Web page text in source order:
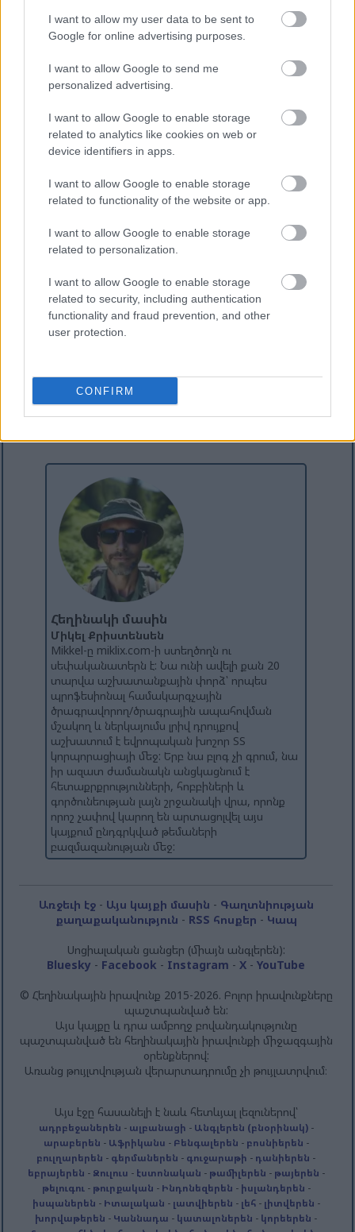
I want to allow my user data to be sent to
Google for online advertising purposes.
I want to allow Google to send me
personalized advertising.
I want to allow Google to enable storage
related to analytics like cookies on web or
device identifiers in apps.
I want to allow Google to enable storage
related to functionality of the website or app.
I want to allow Google to enable storage
related to personalization.
I want to allow Google to enable storage
related to security, including authentication
functionality and fraud prevention, and other
user protection.
CONFIRM
բայց արագորեն այն կետին հասնելու համար,
որտեղ ֆինանսական չափումները կարող են
ակտիվացվել մշակման մեքենայի վրա, այն լավ է
աշխատում :-)
Լրացուցիչ ընթերցանություն
Եթե ​​ձեզ դուր եկավ այս գրառումը, ձեզ կարող են
Dynamics 365-ում ֆինանսական չափման
Visual Studio-ն կախվում է գործարկման
ժամանակ՝ վերջին նախագծերը բեռնելիս
Dynamics 365-ում ավելացրեք ցուցադրման
կամ խմբագրման մեթոդ Extension-ի
միջոցով
Հեղինակի մասին
Միկել Քրիստենսեն
Mikkel-ը miklix.com-ի ստեղծողն ու
սեփականատերն է: Նա ունի ավելի քան 20
տարվա աշխատանքային փորձ՝ որպես
պրոֆեսիոնալ համակարգչային
ծրագրավորող/ծրագրային ապահովման
մշակող և ներկայումս լրիվ դրույքով
աշխատում է եվրոպական խոշոր ՏՏ
կորպորացիայի մեջ: Երբ նա բլոգ չի գրում, նա
իր ազատ ժամանակն անցկացնում է
հետաքրքրությունների, հոբբիների և
գործունեության լայն շրջանակի վրա, որոնք
որոշ չափով կարող են արտացոլվել այս
կայքում ընդգրկված թեմաների
բազմազանության մեջ:
Առջեւի էջ- Այս կայքի մասին - Գաղտնիության
քաղաքականություն - RSS հոսքեր - Կապ
Սոցիալական ցանցեր (միայն անգլերեն):
Bluesky - Facebook - Instagram -X -YouTube
© Հեղինակային իրավունք 2015-2026. Բոլոր իրավունքները
պաշտպանված են:
Այս կայքը և դրա ամբողջ բովանդակությունը
պաշտպանված են հեղինակային իրավունքի միջազգային
օրենքներով:
Առանց թույլտվության վերարտադրումը չի թույլատրվում։
Այս էջը հասանելի է նաև հետևյալ լեզուներով՝
ադրբեջաներեն - ալբանացի - Անգլերեն (բնօրինակ)-
արաբերեն - Աֆրիկանս - Բենգալերեն - բոսնիերեն -
բուլղարերեն - գերմաներեն - գուջարաթի - դանիերեն -
եբրայերեն - Զուլուս - էստոնական - թամիլերեն - թայերեն -
թելուգու- թուրքական - Ինդոնեզերեն - իսլանդերեն -
իսպաներեն - Իտալական - լատվիերեն - լեհ- լիտվերեն -
խորվաթերեն - Կաննադա - կատալոներեն - կորեերեն -